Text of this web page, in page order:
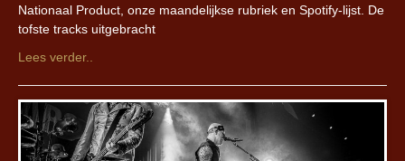
Nationaal Product, onze maandelijkse rubriek en Spotify-lijst. De
tofste tracks uitgebracht
Lees verder..